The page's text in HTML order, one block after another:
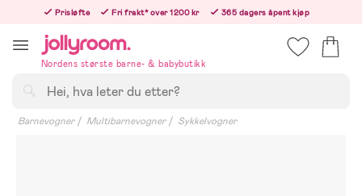
innehållet
Prisløfte Fri frakt* over 1200 kr
365 dagers åpent kjøp
Nordens største barne- & babybutikk
Barnevogner Multibarnevogner Sykkelvogner